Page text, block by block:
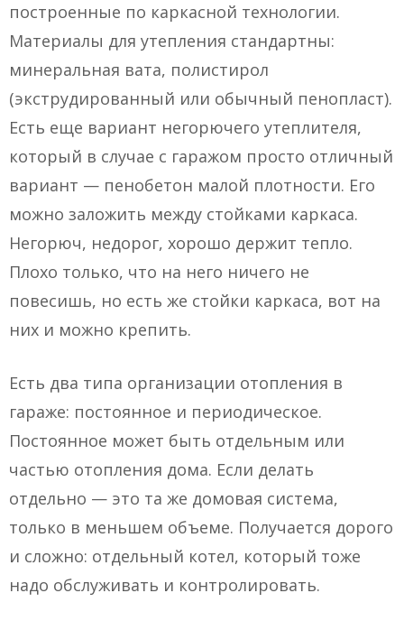
построенные по каркасной технологии.
Материалы для утепления стандартны:
минеральная вата, полистирол
(экструдированный или обычный пенопласт).
Есть еще вариант негорючего утеплителя,
который в случае с гаражом просто отличный
вариант — пенобетон малой плотности. Его
можно заложить между стойками каркаса.
Негорюч, недорог, хорошо держит тепло.
Плохо только, что на него ничего не
повесишь, но есть же стойки каркаса, вот на
них и можно крепить.
Есть два типа организации отопления в
гараже: постоянное и периодическое.
Постоянное может быть отдельным или
частью отопления дома. Если делать
отдельно — это та же домовая система,
только в меньшем объеме. Получается дорого
и сложно: отдельный котел, который тоже
надо обслуживать и контролировать.